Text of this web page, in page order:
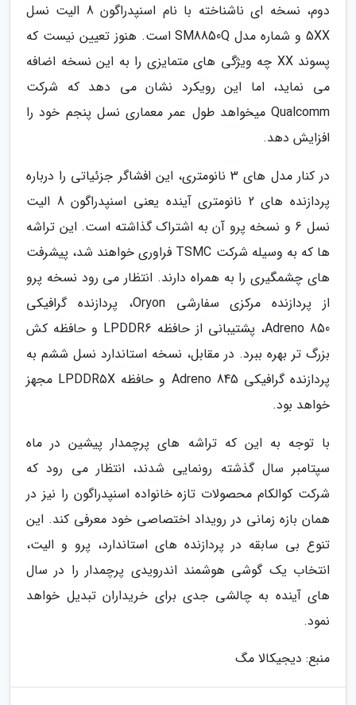
دوم، نسخه ای ناشناخته با نام اسنپدراگون 8 الیت نسل
5XX و شماره مدل SM8850Q است. هنوز تعیین نیست که
پسوند XX چه ویژگی های متمایزی را به این نسخه اضافه
می نماید، اما این رویکرد نشان می دهد که شرکت
Qualcomm میخواهد طول عمر معماری نسل پنجم خود را
افزایش دهد.
در کنار مدل های 3 نانومتری، این افشاگر جزئیاتی را درباره
پردازنده های 2 نانومتری آینده یعنی اسنپدراگون 8 الیت
نسل 6 و نسخه پرو آن به اشتراک گذاشته است. این تراشه
ها که به وسیله شرکت TSMC فراوری خواهند شد، پیشرفت
های چشمگیری را به همراه دارند. انتظار می رود نسخه پرو
از پردازنده مرکزی سفارشی Oryon، پردازنده گرافیکی
Adreno 850، پشتیبانی از حافظه LPDDR6 و حافظه کش
بزرگ تر بهره ببرد. در مقابل، نسخه استاندارد نسل ششم به
پردازنده گرافیکی Adreno 845 و حافظه LPDDR5X مجهز
خواهد بود.
با توجه به این که تراشه های پرچمدار پیشین در ماه
سپتامبر سال گذشته رونمایی شدند، انتظار می رود که
شرکت کوالکام محصولات تازه خانواده اسنپدراگون را نیز در
همان بازه زمانی در رویداد اختصاصی خود معرفی کند. این
تنوع بی سابقه در پردازنده های استاندارد، پرو و الیت،
انتخاب یک گوشی هوشمند اندرویدی پرچمدار را در سال
های آینده به چالشی جدی برای خریداران تبدیل خواهد
نمود.
منبع: دیجیکالا مگ